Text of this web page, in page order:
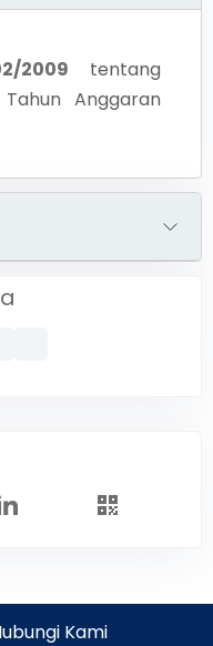
2009
tentang
Anggaran
Kami